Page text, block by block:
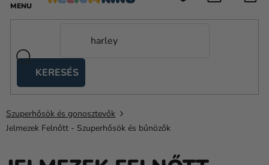
KERESÉS
sátrak
Kanekalon
és
Szuperhősök és gonosztevők
Jelmezek Felnőtt - Szuperhősök és bűnözők